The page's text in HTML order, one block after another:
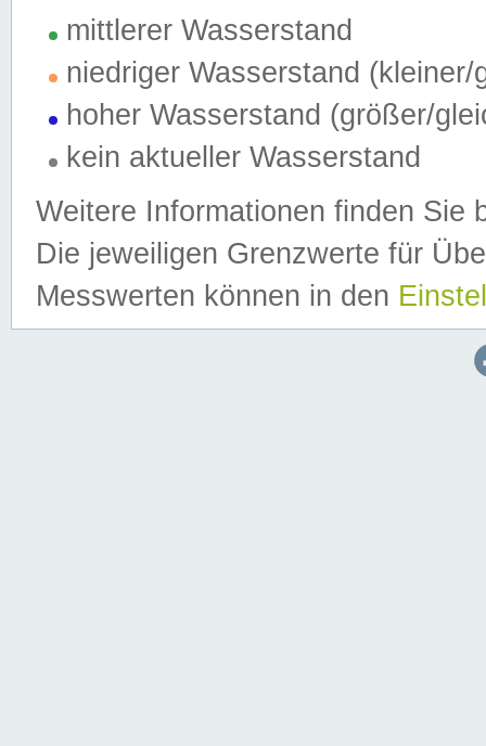
mittlerer Wasserstand
niedriger Wasserstand (kleiner/
hoher Wasserstand (größer/
kein aktueller Wasserstand
Weitere Informationen finden Sie
Die jeweiligen Grenzwerte für
Messwerten können in den